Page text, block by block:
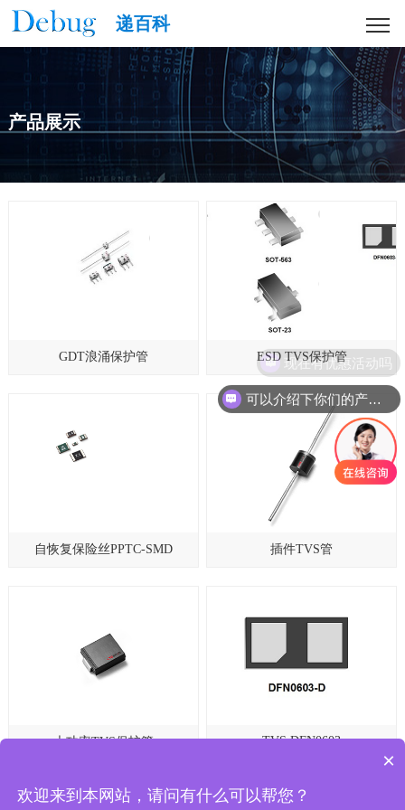
递百科
产品展示
GDT浪涌保护管 ESD TVS保护管
自恢复保险丝PPTC-SMD 插件TVS管
大功率TVS保护管 TVS DFN0603
可以介绍下你们的产品么
现在有优惠活动吗
×
欢迎来到本网站，请问有什么可以帮您？